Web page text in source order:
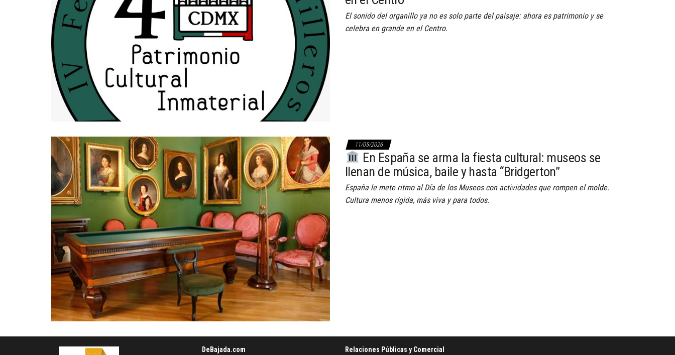
El sonido del organillo ya no es solo parte del paisaje: ahora es patrimonio y se
celebra en grande en el Centro.
11/05/2026
En España se arma la fiesta cultural: museos se
llenan de música, baile y hasta “Bridgerton”
España le mete ritmo al Día de los Museos con actividades que rompen el molde.
Cultura menos rígida, más viva y para todos.
DeBajada.com Relaciones Públicas y Comercial